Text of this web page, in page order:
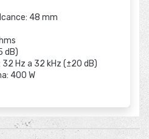
48 mm
dB)
Hz a 32 kHz (±20 dB)
400 W